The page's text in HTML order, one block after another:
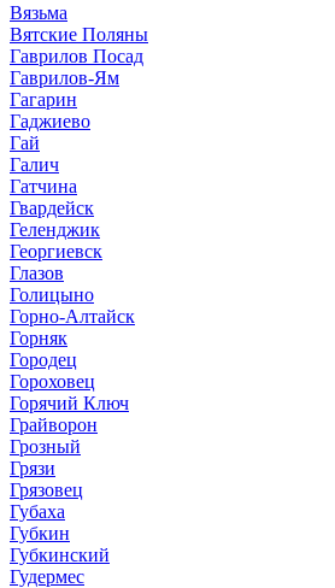
Вязьма
Вятские Поляны
Гаврилов Посад
Гаврилов-Ям
Гагарин
Гаджиево
Гай
Галич
Гатчина
Гвардейск
Геленджик
Георгиевск
Глазов
Голицыно
Горно-Алтайск
Горняк
Городец
Гороховец
Горячий Ключ
Грайворон
Грозный
Грязи
Грязовец
Губаха
Губкин
Губкинский
Гудермес